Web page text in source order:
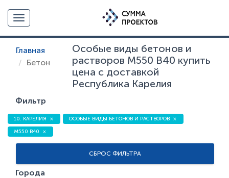
Toggle navigation
Главная
Бетон
Особые виды бетонов и
растворов М550 В40 купить
цена с доставкой
Республика Карелия
Фильтр
10. КАРЕЛИЯ ОСОБЫЕ ВИДЫ БЕТОНОВ И РАСТВОРОВ
М550 В40
СБРОС ФИЛЬТРА
Города